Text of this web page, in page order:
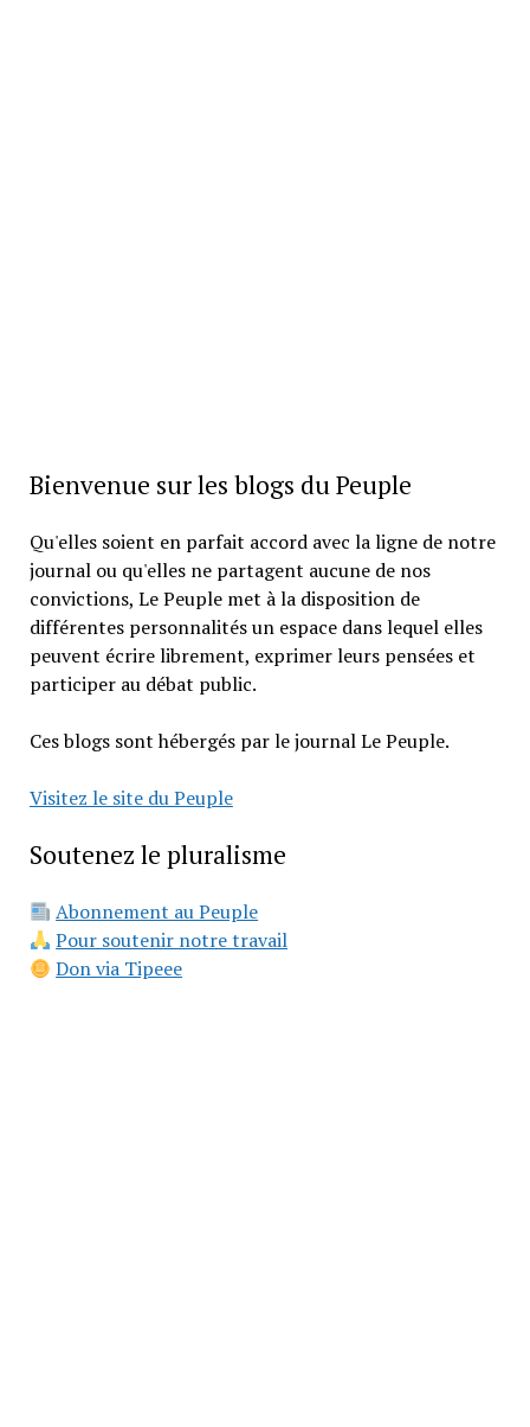
Bienvenue sur les blogs du Peuple
Qu'elles soient en parfait accord avec la ligne de notre
journal ou qu'elles ne partagent aucune de nos
convictions, Le Peuple met à la disposition de
différentes personnalités un espace dans lequel elles
peuvent écrire librement, exprimer leurs pensées et
participer au débat public.
Ces blogs sont hébergés par le journal Le Peuple.
Visitez le site du Peuple
Soutenez le pluralisme
Abonnement au Peuple
Pour soutenir notre travail
Don via Tipeee